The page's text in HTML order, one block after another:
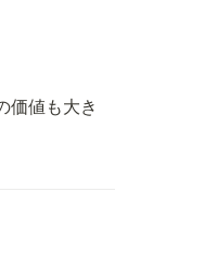
価値も大き